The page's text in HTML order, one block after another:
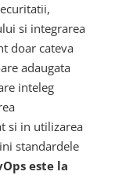
si integrarea
doar cateva
adaugata
inteleg
si in utilizarea
standardele
este la